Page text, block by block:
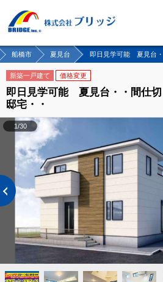
船橋市 夏見台 即日見学可能 夏見台・
新築一戸建て 価格変更
即日見学可能 夏見台・・間仕
邸宅・・
1/30